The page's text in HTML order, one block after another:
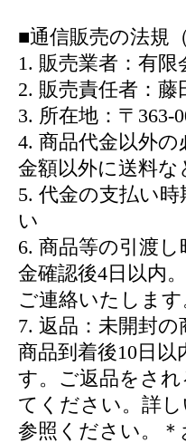
■通信販売の法規
1. 販売業者：有
2. 販売責任者：
3. 所在地：〒
4. 商品代金以外
金額以外に送料な
5. 代金の支払い
い
6. 商品等の引渡
金確認後4日以内
ご連絡いたします
7. 返品：未開封
商品到着後10日
す。ご返品をさ
てください。詳
参照ください。